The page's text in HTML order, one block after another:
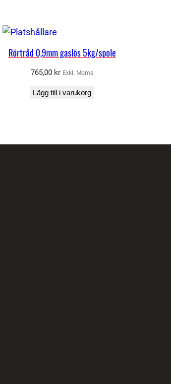
Rörtråd 0,9mm gaslös 5kg/spole
765,00 kr Exkl. Moms
Lägg till i varukorg